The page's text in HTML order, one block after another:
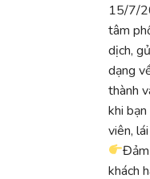
15/7/
tâm
dịch,
dạng
thành
khi
viên,
khách